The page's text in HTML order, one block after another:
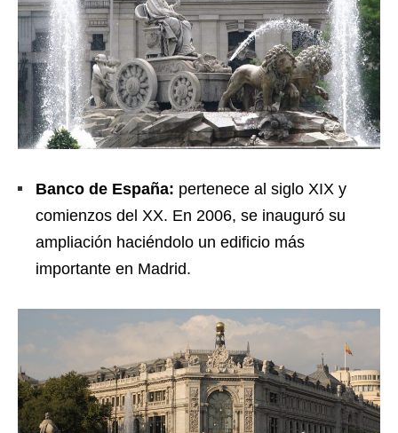
Banco de España: pertenece al siglo XIX y
comienzos del XX. En 2006, se inauguró su
ampliación haciéndolo un edificio más
importante en Madrid.